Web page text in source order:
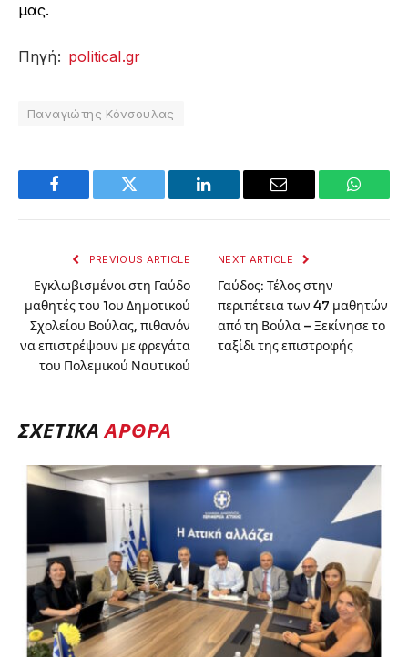
μας.
Πηγή: political.gr
Παναγιώτης Κόνσουλας
Facebook Twitter LinkedIn Email
PREVIOUS ARTICLE
Εγκλωβισμένοι στη Γαύδο
μαθητές του 1ου Δημοτικού
Σχολείου Βούλας, πιθανόν
να επιστρέψουν με φρεγάτα
του Πολεμικού Ναυτικού
NEXT ARTICLE
Γαύδος: Τέλος στην
περιπέτεια των 47 μαθητών
από τη Βούλα – Ξεκίνησε το
ταξίδι της επιστροφής
ΣΧΕΤΙΚΑΑΡΘΡΑ